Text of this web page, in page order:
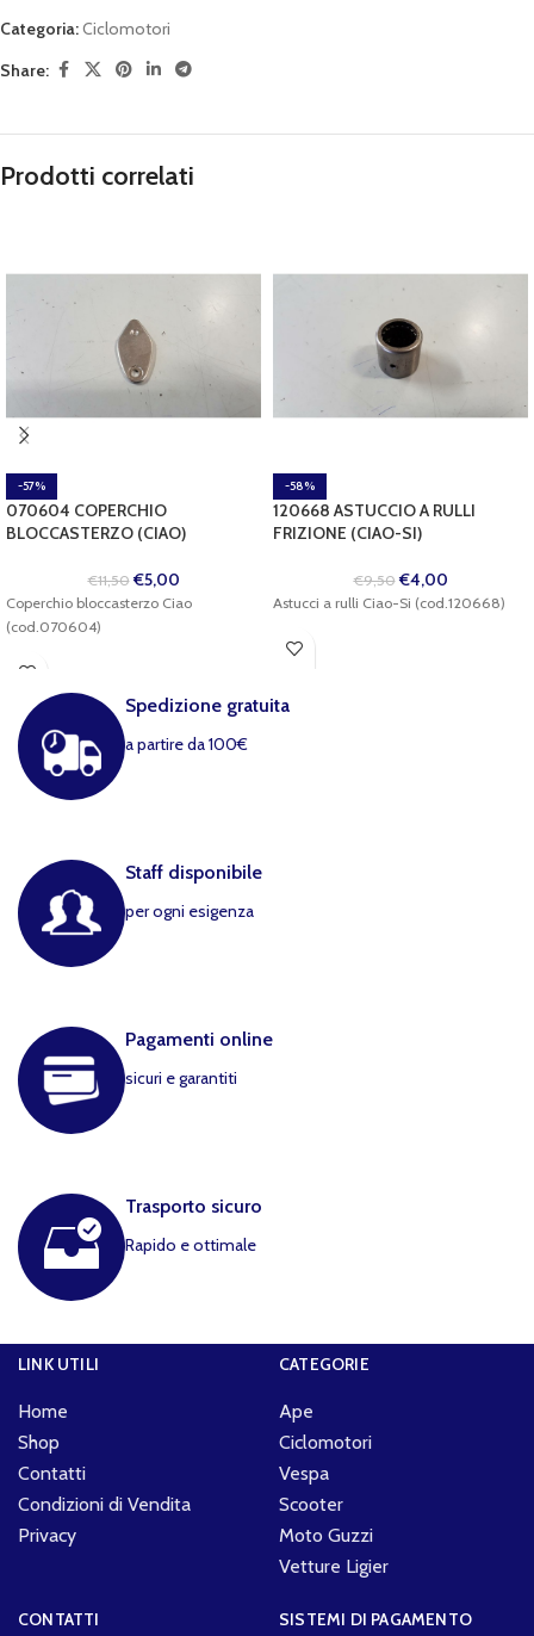
Categoria:Ciclomotori
Share:
Prodotti correlati
-57%
070604 COPERCHIO
BLOCCASTERZO (CIAO)
€11,50 €5,00
Coperchio bloccasterzo Ciao
(cod.070604)
-58%
120668 ASTUCCIO A RULLI
FRIZIONE (CIAO-SI)
€9,50 €4,00
Astucci a rulli Ciao-Si (cod.120668)
Spedizione gratuita
a partire da 100€
Staff disponibile
per ogni esigenza
Pagamenti online
sicuri e garantiti
Trasporto sicuro
Rapido e ottimale
LINK UTILI
Home
Shop
Contatti
Condizioni di Vendita
Privacy
CATEGORIE
Ape
Ciclomotori
Vespa
Scooter
Moto Guzzi
Vetture Ligier
CONTATTI SISTEMI DI PAGAMENTO